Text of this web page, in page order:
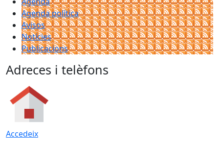
Agenda política
Avisos
Notícies
Publicacions
Adreces i telèfons
Accedeix